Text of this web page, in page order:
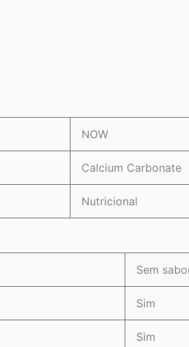
NOW
Calcium Carbonate
Nutricional
Sem
Sim
Sim